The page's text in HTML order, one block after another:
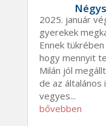
2025. január
gyerekek
Ennek
hogy mennyit
Milán jól
de az általános
vegyes...
bővebben